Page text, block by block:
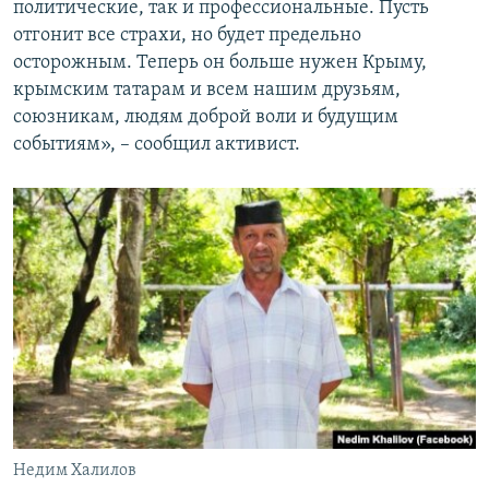
политические, так и профессиональные. Пусть
отгонит все страхи, но будет предельно
осторожным. Теперь он больше нужен Крыму,
крымским татарам и всем нашим друзьям,
союзникам, людям доброй воли и будущим
событиям», – сообщил активист.
Недим Халилов